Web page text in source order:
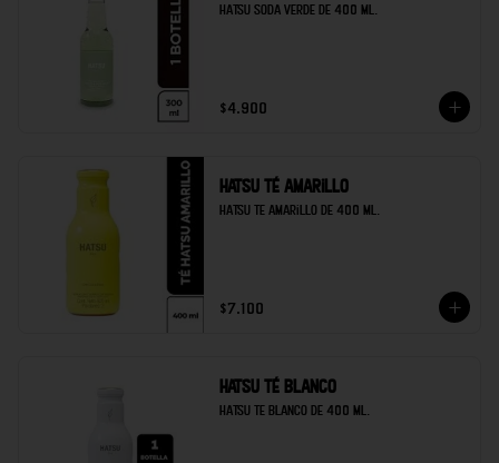
Hatsu soda verde de 400 ml.
$4.900
Hatsu té amarillo
Hatsu te amarillo de 400 ml.
$7.100
Hatsu té blanco
Hatsu te blanco de 400 ml.